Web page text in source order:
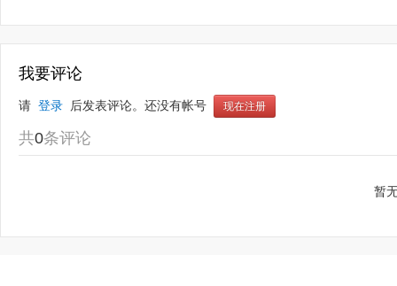
我要评论
请 登录 后发表评论。还没有帐号 现在注册
共0条评论
暂